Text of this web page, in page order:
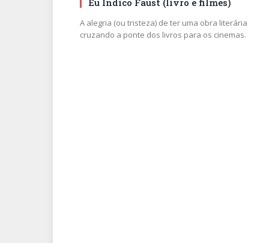
A alegria (ou tristeza) de ter uma obra literária
cruzando a ponte dos livros para os cinemas.